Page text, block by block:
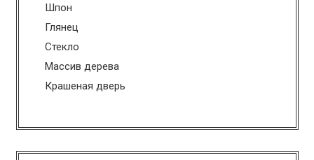
Шпон
Глянец
Стекло
Массив дерева
Крашеная дверь